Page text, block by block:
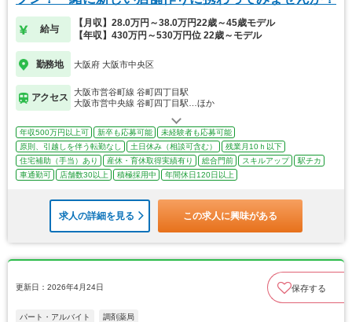
給与
【月収】28.0万円～38.0万円22歳～45歳モデル
【年収】430万円～530万円位 22歳～モデル
勤務地 大阪府 大阪市中央区
アクセス
大阪市営谷町線 谷町四丁目駅
大阪市営中央線 谷町四丁目駅…ほか
年収500万円以上可 新卒も応募可能
未経験者も応募可能
原則、引越しを伴う転勤なし
土日休み（相談可含む）
残業月10ｈ以下
住宅補助（手当）あり
産休・育休取得実績有り 総合門前 スキルアップ
駅チカ
車通勤可
店舗数30以上 積極採用中 年間休日120日以上
求人の詳細を見る この求人に興味がある
更新日：2026年4月24日 保存する
パート・アルバイト 調剤薬局